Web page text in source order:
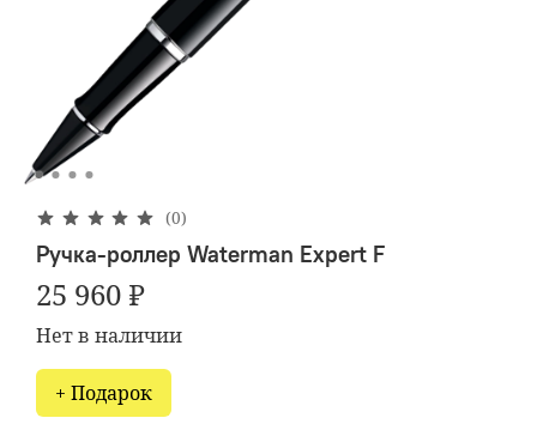
(0)
Ручка-роллер Waterman Expert F
25 960 ₽
Нет в наличии
+ Подарок